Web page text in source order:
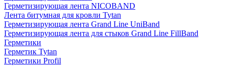
Герметизирующая лента NICOBAND
Лента битумная для кровли Tytan
Герметизирующая лента Grand Line UniBand
Герметизирующая лента для стыков Grand Line FillBand
Герметики
Герметик Tytan
Герметики Profil